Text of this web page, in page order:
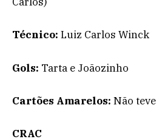
Técnico: Luiz Carlos Winck
Gols: Tarta e Joãozinho
Cartões Amarelos: Não teve
CRAC